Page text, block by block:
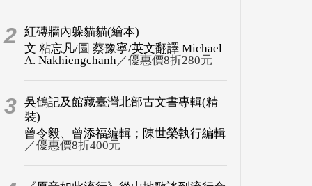
2 紅磚牆內躲貓貓(繪本)
文 粘忘凡/圖 蔡豫寧/英文翻譯 Michael
A. Nakhiengchanh／優惠價8折280元
3 吳鶴記及館藏臺灣北部古文書專輯(精
裝)
曾令毅、曾添福編輯；陳世榮執行編輯
／優惠價8折400元